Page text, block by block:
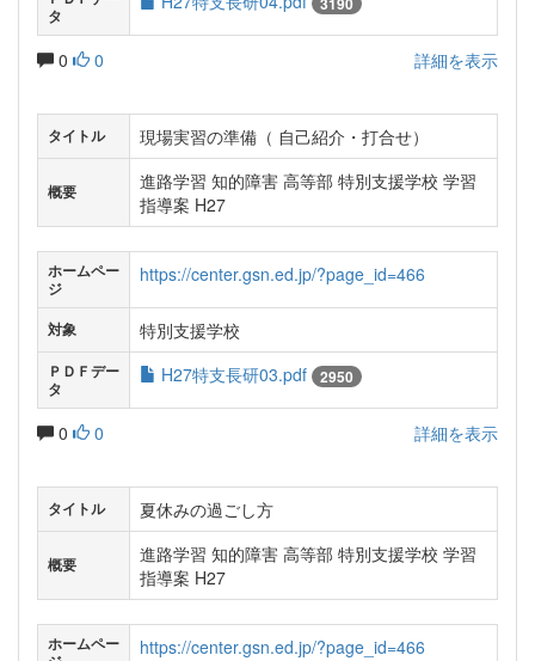
タ
0 0 詳細を表示
タイトル 現場実習の準備（ 自己紹介・打合せ）
概要
進路学習 知的障害 高等部 特別支援学校 学習
指導案 H27
ホームペー
ジ
https://center.gsn.ed.jp/?page_id=466
対象 特別支援学校
ＰＤＦデー
タ
H27特支長研03.pdf 2950
0 0 詳細を表示
タイトル 夏休みの過ごし方
概要
進路学習 知的障害 高等部 特別支援学校 学習
指導案 H27
ホームペー
https://center.gsn.ed.jp/?page_id=466